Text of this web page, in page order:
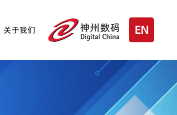
关于我们 EN